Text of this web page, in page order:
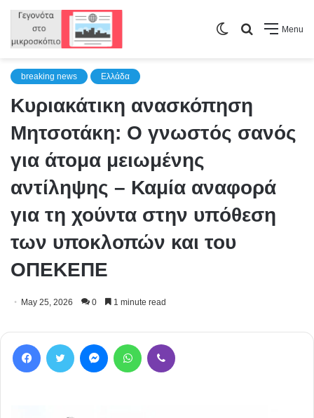
Menu
Search
Switch
breaking news Ελλάδα
Κυριακάτικη ανασκόπηση
Μητσοτάκη: Ο γνωστός σανός
για άτομα μειωμένης
αντίληψης – Καμία αναφορά
για τη χούντα στην υπόθεση
των υποκλοπών και του
ΟΠΕΚΕΠΕ
May 25, 2026 0 1 minute read
Facebook Twitter MessengerWhatsApp